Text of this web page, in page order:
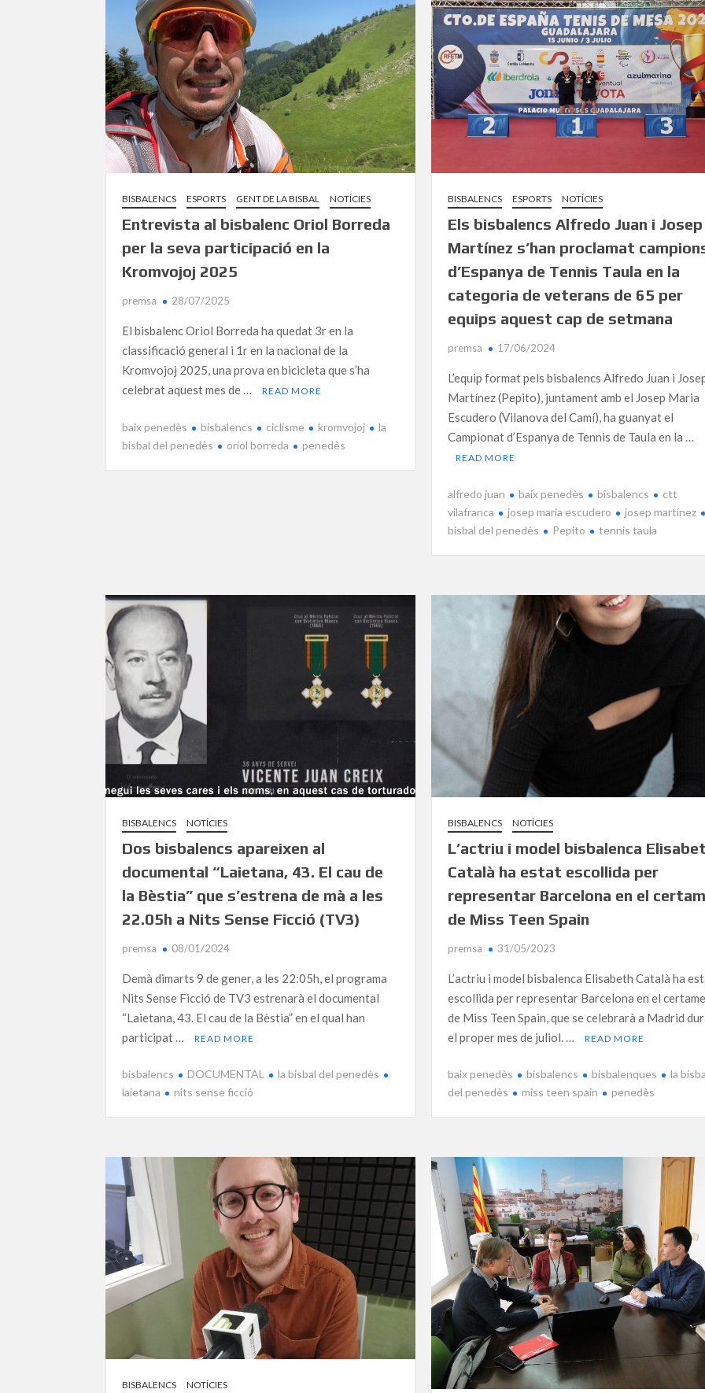
BISBALENCS ESPORTS GENT DE LA BISBAL NOTÍCIES
Entrevista al bisbalenc Oriol Borreda
per la seva participació en la
Kromvojoj 2025
premsa 28/07/2025
El bisbalenc Oriol Borreda ha quedat 3r en la
classificació general i 1r en la nacional de la
Kromvojoj 2025, una prova en bicicleta que s’ha
celebrat aquest mes de …
READ MORE
baix penedès bisbalencs ciclisme kromvojoj
la
bisbal del penedès
oriol borreda penedès
BISBALENCS ESPORTS NOTÍCIES
Els bisbalencs Alfredo Juan i Josep
Martínez s’han proclamat
d’Espanya de Tennis Taula en la
categoria de veterans de 65 per
equips aquest cap de setmana
premsa 17/06/2024
L’equip format pels bisbalencs Alfredo Juan i
Martínez (Pepito), juntament amb el Josep Maria
Escudero (Vilanova del Camí), ha guanyat el
Campionat d’Espanya de Tennis de Taula en la …
READ MORE
alfredo juan baix penedès bisbalencs
ctt
vilafranca
josep maria escudero josep martínez
bisbal del penedès
Pepito tennis taula
BISBALENCS NOTÍCIES
Dos bisbalencs apareixen al
documental “Laietana, 43. El cau de
la Bèstia” que s’estrena de mà a les
22.05h a Nits Sense Ficció (TV3)
premsa 08/01/2024
Demà dimarts 9 de gener, a les 22:05h, el programa
Nits Sense Ficció de TV3 estrenarà el documental
“Laietana, 43. El cau de la Bèstia” en el qual han
participat …
READ MORE
bisbalencs DOCUMENTAL
la bisbal del penedès
laietana
nits sense ficció
BISBALENCS NOTÍCIES
L’actriu i model bisbalenca
Català ha estat escollida per
representar Barcelona en el
de Miss Teen Spain
premsa 31/05/2023
L’actriu i model bisbalenca Elisabeth Català ha
escollida per representar Barcelona en el
de Miss Teen Spain, que se celebrarà a Madrid
el proper mes de juliol. …
READ MORE
baix penedès bisbalencs bisbalenques
la
del penedès
miss teen spain penedès
BISBALENCS NOTÍCIES